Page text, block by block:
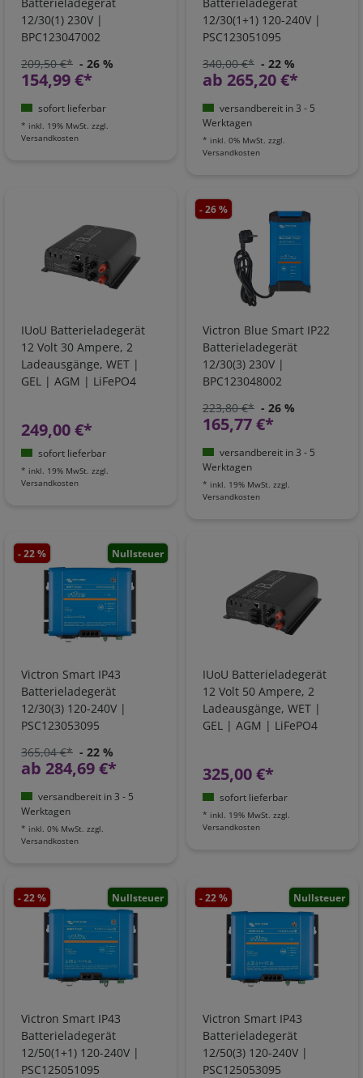
12/30(1) 230V |
BPC123047002
209,50 €* - 26 %
154,99 €*
sofort lieferbar
* inkl. 19% MwSt. zzgl.
Versandkosten
12/30(1+1) 120-240V |
PSC123051095
340,00 €* - 22 %
ab 265,20 €*
versandbereit in 3 - 5
Werktagen
* inkl. 0% MwSt. zzgl.
Versandkosten
IUoU Batterieladegerät
12 Volt 30 Ampere, 2
Ladeausgänge, WET |
GEL | AGM | LiFePO4
249,00 €*
sofort lieferbar
* inkl. 19% MwSt. zzgl.
Versandkosten
- 26 %
Victron Blue Smart IP22
Batterieladegerät
12/30(3) 230V |
BPC123048002
223,80 €* - 26 %
165,77 €*
versandbereit in 3 - 5
Werktagen
* inkl. 19% MwSt. zzgl.
Versandkosten
- 22 % Nullsteuer
Victron Smart IP43
Batterieladegerät
12/30(3) 120-240V |
PSC123053095
365,04 €* - 22 %
ab 284,69 €*
versandbereit in 3 - 5
Werktagen
* inkl. 0% MwSt. zzgl.
Versandkosten
IUoU Batterieladegerät
12 Volt 50 Ampere, 2
Ladeausgänge, WET |
GEL | AGM | LiFePO4
325,00 €*
sofort lieferbar
* inkl. 19% MwSt. zzgl.
Versandkosten
- 22 % Nullsteuer
Victron Smart IP43
Batterieladegerät
12/50(1+1) 120-240V |
PSC125051095
- 22 % Nullsteuer
Victron Smart IP43
Batterieladegerät
12/50(3) 120-240V |
PSC125053095